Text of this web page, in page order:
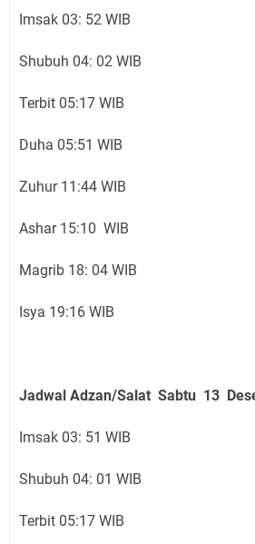
Imsak 03: 52 WIB
Shubuh 04: 02 WIB
Terbit 05:17 WIB
Duha 05:51 WIB
Zuhur 11:44 WIB
Ashar 15:10 WIB
Magrib 18: 04 WIB
Isya 19:16 WIB
Jadwal Adzan/Salat Sabtu 13
Imsak 03: 51 WIB
Shubuh 04: 01 WIB
Terbit 05:17 WIB